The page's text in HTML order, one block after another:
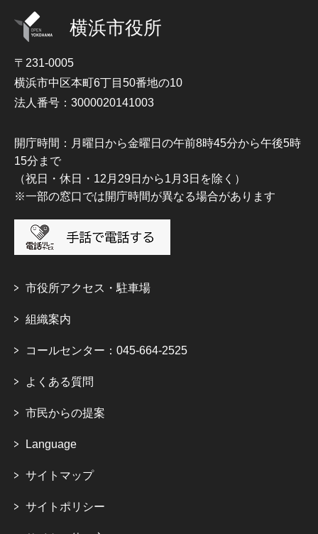
横浜市役所
〒231-0005
横浜市中区本町6丁目50番地の10
法人番号：3000020141003
開庁時間：月曜日から金曜日の午前8時45分から午後5時
15分まで
（祝日・休日・12月29日から1月3日を除く）
※一部の窓口では開庁時間が異なる場合があります
市役所アクセス・駐車場
組織案内
コールセンター：045-664-2525
よくある質問
市民からの提案
Language
サイトマップ
サイトポリシー